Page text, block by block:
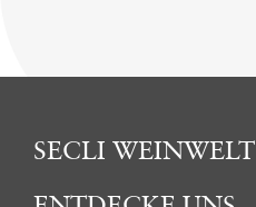
SECLI WEINWELT